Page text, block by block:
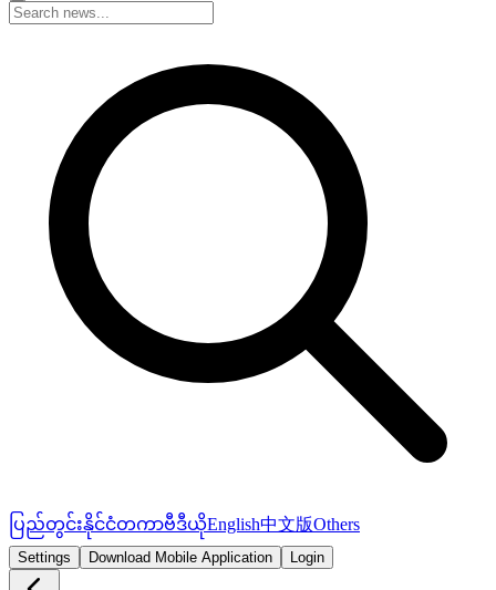
ပြည်တွင်းနိုင်ငံတကာဗီဒီယိုEnglish中文版Others
Settings Download Mobile Application Login